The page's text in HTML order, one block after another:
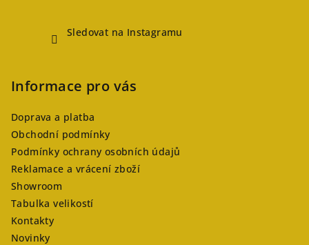
Sledovat na Instagramu
Informace pro vás
Doprava a platba
Obchodní podmínky
Podmínky ochrany osobních údajů
Reklamace a vrácení zboží
Showroom
Tabulka velikostí
Kontakty
Novinky